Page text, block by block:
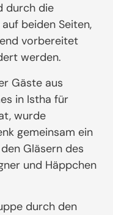
durch die
beiden Seiten,
vorbereitet
werden.
Gäste aus
in Istha für
wurde
gemeinsam ein
Gläsern des
und Häppchen
durch den